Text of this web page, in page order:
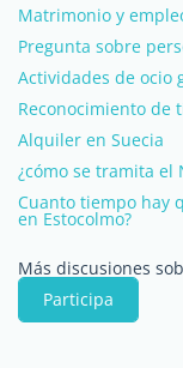
Matrimonio y
Pregunta sobre
Actividades de ocio
Reconocimiento de
Alquiler en Suecia
¿cómo se tramita el
Cuanto tiempo hay
en Estocolmo?
Más discusiones
Participa